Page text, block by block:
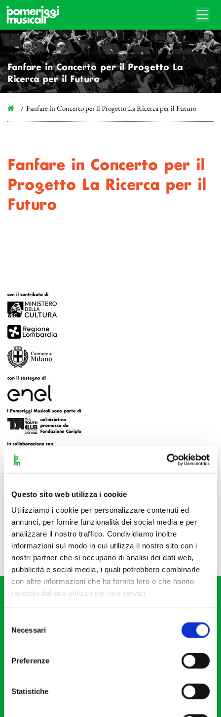
Questo sito web utilizza i cookie
Utilizziamo i cookie per personalizzare contenuti ed
annunci, per fornire funzionalità dei social media e per
analizzare il nostro traffico. Condividiamo inoltre
informazioni sul modo in cui utilizza il nostro sito con i
nostri partner che si occupano di analisi dei dati web,
pubblicità e social media, i quali potrebbero combinarle
con altre informazioni che ha fornito loro o che hanno
raccolto dal suo utilizzo dei loro servizi.
delNecessari
Preferenze
Statistiche
Fanfare in Concerto per il Progetto La
Ricerca per il Futuro
Fanfare in Concerto per il Progetto La Ricerca per il Futuro
Fanfare in Concerto per il
Progetto La Ricerca per il
Futuro
Via S. Giovanni sul Muro, 2
Cod. Fisc. 80078650159